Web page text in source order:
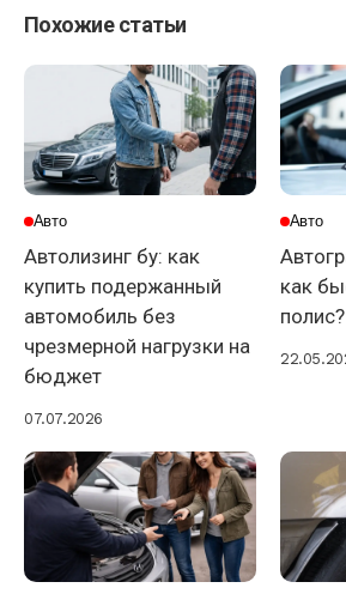
Похожие статьи
Авто
Автолизинг бу: как
купить подержанный
автомобиль без
чрезмерной нагрузки на
бюджет
07.07.2026
Авто
как
полис?